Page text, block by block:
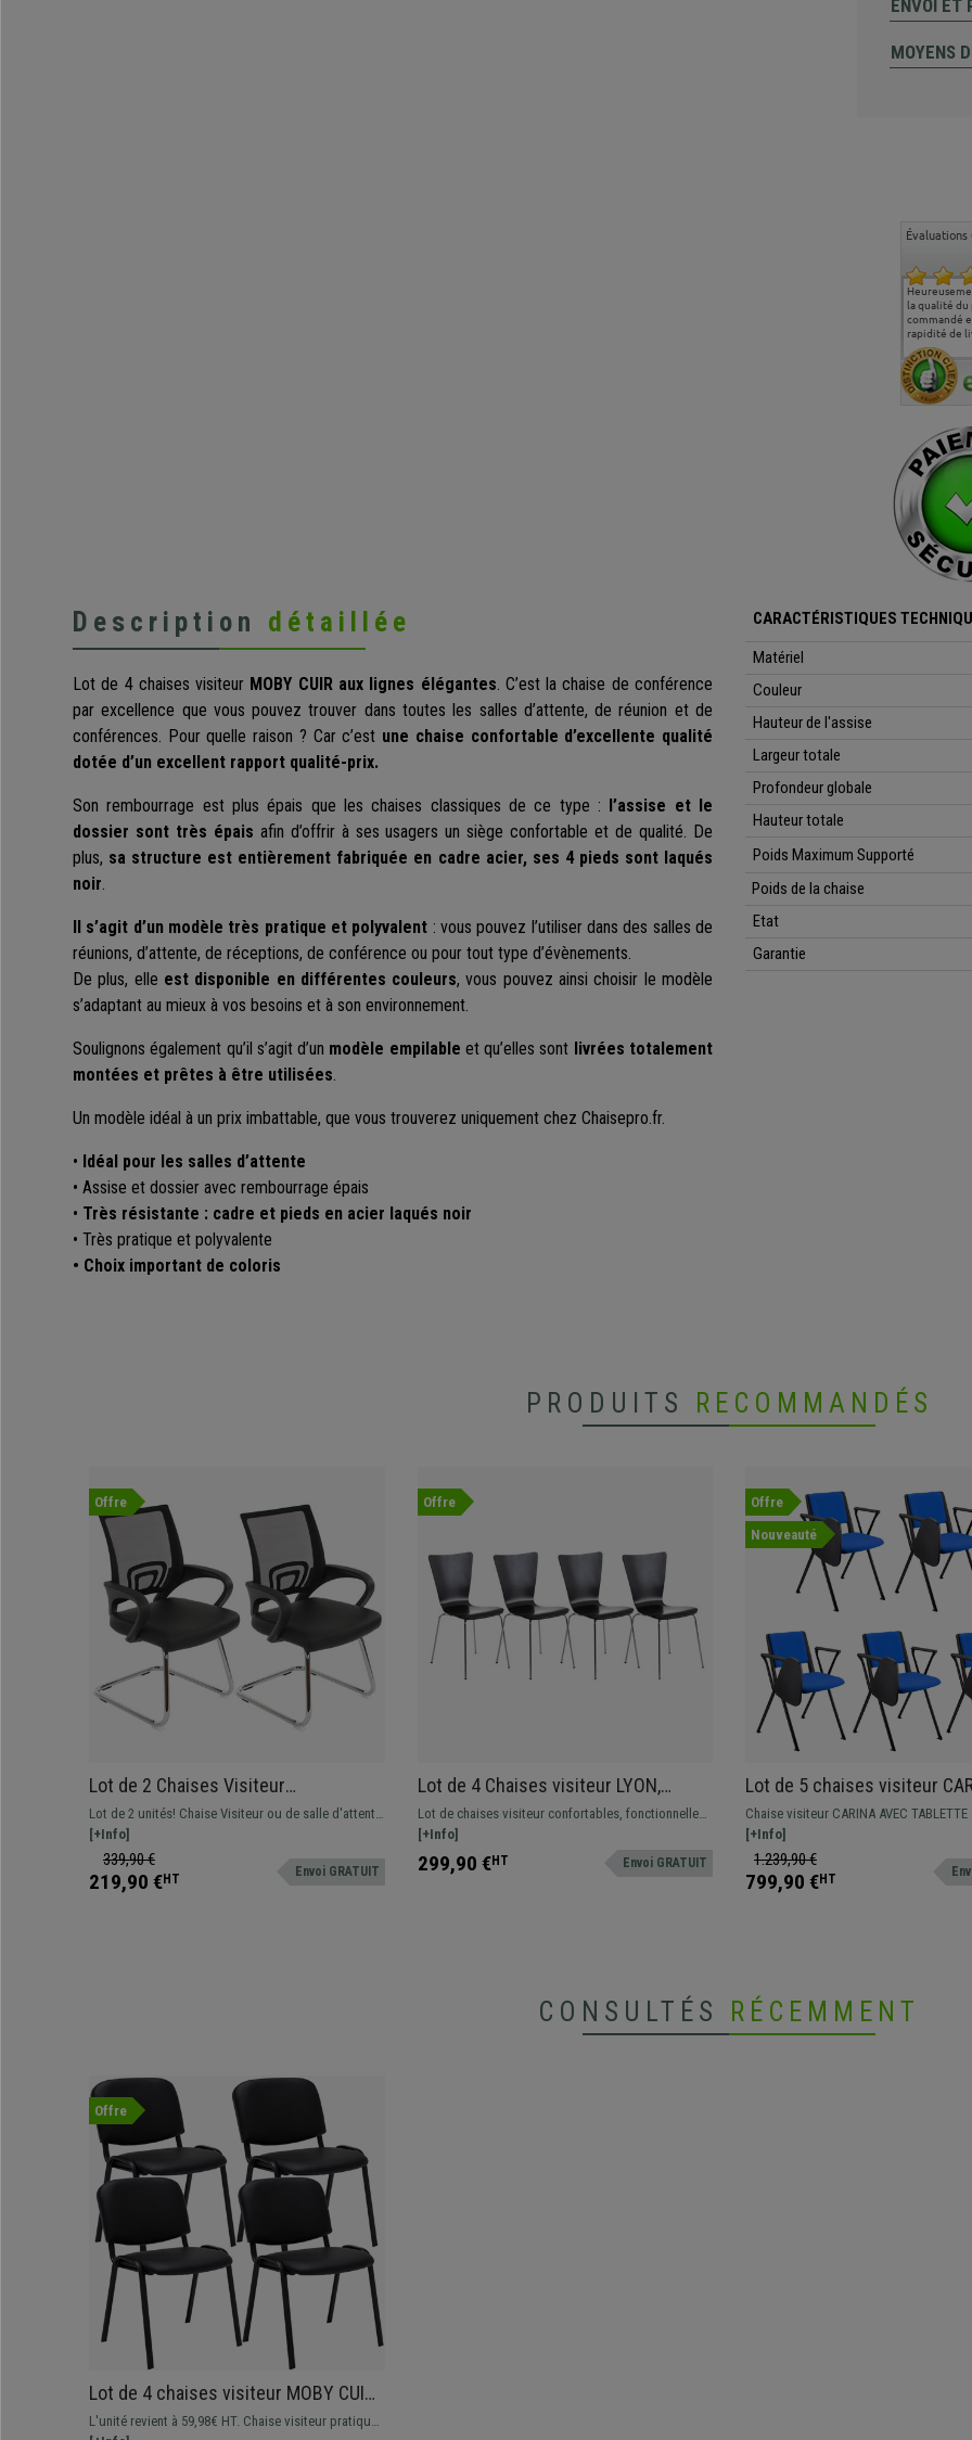
ENVOI ET
MOYENS
Évaluations
la qualité
commandé
rapidité de
Description détaillée
Lot de 4 chaises visiteur MOBY CUIR aux lignes élégantes. C’est la chaise de conférence
par excellence que vous pouvez trouver dans toutes les salles d’attente, de réunion et de
conférences. Pour quelle raison ? Car c’est une chaise confortable d’excellente qualité
dotée d’un excellent rapport qualité-prix.
Son rembourrage est plus épais que les chaises classiques de ce type : l’assise et le
dossier sont très épais afin d’offrir à ses usagers un siège confortable et de qualité. De
plus, sa structure est entièrement fabriquée en cadre acier, ses 4 pieds sont laqués
noir.
Il s’agit d’un modèle très pratique et polyvalent : vous pouvez l’utiliser dans des salles de
réunions, d’attente, de réceptions, de conférence ou pour tout type d’évènements.
De plus, elle est disponible en différentes couleurs, vous pouvez ainsi choisir le modèle
s’adaptant au mieux à vos besoins et à son environnement.
Soulignons également qu’il s’agit d’un modèle empilable et qu’elles sont livrées totalement
montées et prêtes à être utilisées.
Un modèle idéal à un prix imbattable, que vous trouverez uniquement chez Chaisepro.fr.
• Idéal pour les salles d’attente
• Assise et dossier avec rembourrage épais
• Très résistante : cadre et pieds en acier laqués noir
• Très pratique et polyvalente
• Choix important de coloris
CARACTÉRISTIQUES
Matériel
Couleur
Hauteur de l'assise
Largeur totale
Profondeur globale
Hauteur totale
Poids Maximum Supporté
Poids de la chaise
Etat
Garantie
PRODUITS RECOMMANDÉS
Offre
Lot de 2 Chaises Visiteur
Ergonomiques SÉOUL NET, très
commodes, en Maille et Cuir, Noir
Lot de 2 unités! Chaise Visiteur ou de salle d'attente
SÉOUL NET, en différentes couleurs pour que vous
puissiez choisir celle qui s'adapte le mieux à votre
espace de travail, au bureau comme à votre
domicile
[+Info]
339,90 €
219,90 €HT Envoi GRATUIT
Offre
Lot de 4 Chaises visiteur LYON,
Empilables, en Bois, Noir
Lot de chaises visiteur confortables, fonctionnelles
et empilables. Design moderne et actuel.
[+Info]
299,90 €HT Envoi GRATUIT
Offre
Nouveauté
Lot de 5 chaises visiteur
AVEC TABLETTE, Empilable,
d’Attache, Piétement Noir,
Chaise visiteur CARINA AVEC
empilable avec système de crochets
Design moderne et grande qualité de
[+Info]
1.239,90 €
799,90 €HT
CONSULTÉS RÉCEMMENT
Offre
Lot de 4 chaises visiteur MOBY CUIR,
Commode et Pratique, Prix
L'unité revient à 59,98€ HT. Chaise visiteur pratique